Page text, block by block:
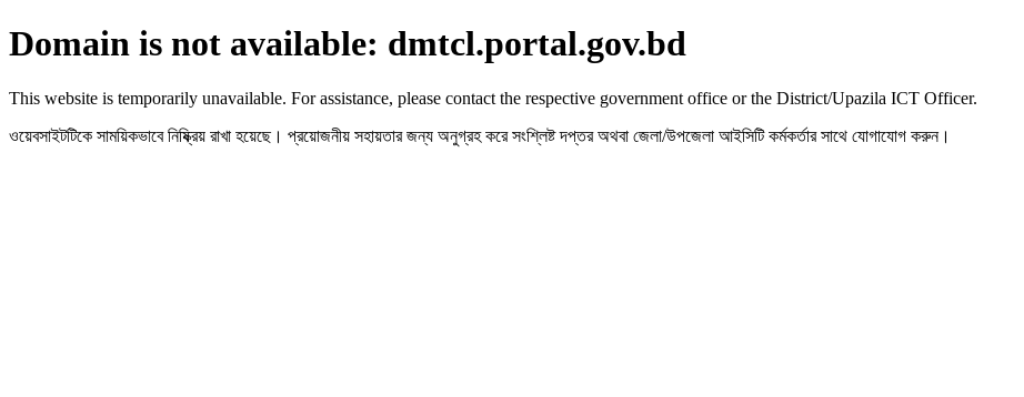
Domain is not available: dmtcl.portal.gov.bd
This website is temporarily unavailable. For assistance, please contact the respective government office or the District/Upazila ICT Officer.
ওয়েবসাইটটিকে সাময়িকভাবে নিষ্ক্রিয় রাখা হয়েছে। প্রয়োজনীয় সহায়তার জন্য অনুগ্রহ করে সংশ্লিষ্ট দপ্তর অথবা জেলা/উপজেলা আইসিটি কর্মকর্তার সাথে যোগাযোগ করুন।